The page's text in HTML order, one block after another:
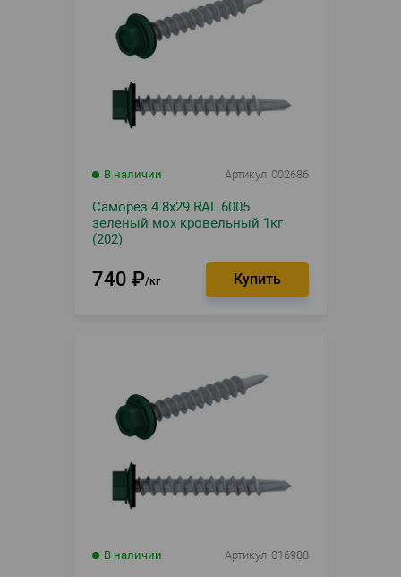
В наличии Артикул 002686
Саморез 4.8х29 RAL 6005
зеленый мох кровельный 1кг
(202)
740 ₽ кг
В наличии Артикул 016988